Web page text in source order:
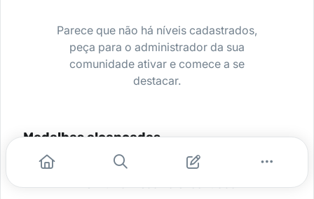
Parece que não há níveis cadastrados,
peça para o administrador da sua
comunidade ativar e comece a se
destacar.
Medalhas alcançadas
Nenhuma medalha encontrada